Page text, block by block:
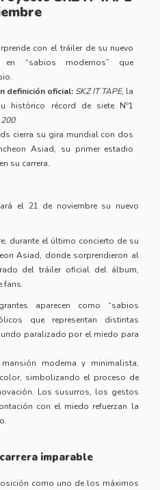
con el tráiler de su nuevo
en “sabios modernos” que
definición oficial: SKZ IT TAPE, la
histórico récord de siete Nº1
.
cierra su gira mundial con dos
Asiad, su primer estadio
su carrera.
el 21 de noviembre su nuevo
durante el último concierto de su
Asiad, donde sorprendieron al
del tráiler oficial del álbum,
fans.
aparecen como “sabios
que representan distintas
paralizado por el miedo para
moderna y minimalista,
simbolizando el proceso de
Los susurros, los gestos
con el miedo refuerzan la
imparable
como uno de los máximos